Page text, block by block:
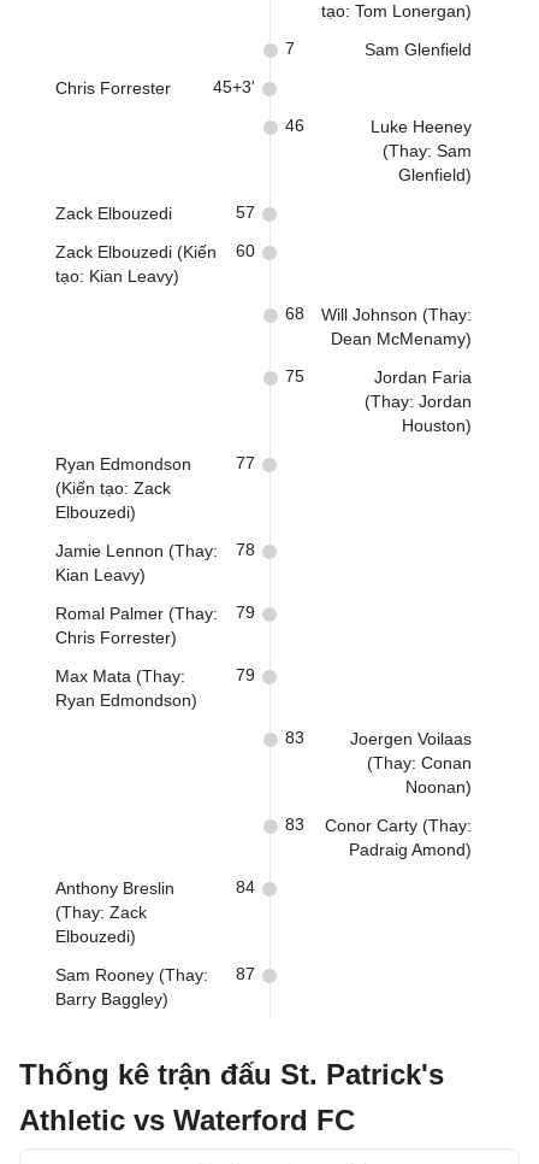
tạo: Tom Lonergan)
Sam Glenfield
7
Chris Forrester 45+3'
Luke Heeney
(Thay: Sam
Glenfield)
46
Zack Elbouzedi 57
Zack Elbouzedi (Kiến
tạo: Kian Leavy)
60
Will Johnson (Thay:
Dean McMenamy)
68
Jordan Faria
(Thay: Jordan
Houston)
75
Ryan Edmondson
(Kiến tạo: Zack
Elbouzedi)
77
Jamie Lennon (Thay:
Kian Leavy)
78
Romal Palmer (Thay:
Chris Forrester)
79
Max Mata (Thay:
Ryan Edmondson)
79
Joergen Voilaas
(Thay: Conan
Noonan)
83
Conor Carty (Thay:
Padraig Amond)
83
Anthony Breslin
(Thay: Zack
Elbouzedi)
84
Sam Rooney (Thay:
Barry Baggley)
87
Thống kê trận đấu St. Patrick's
Athletic vs Waterford FC